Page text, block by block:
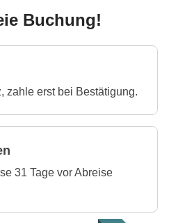
Buchung!
zahle erst bei Bestätigung.
31 Tage vor Abreise